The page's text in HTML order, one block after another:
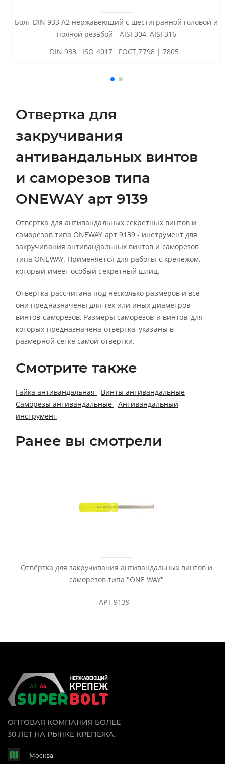
Болт DIN 933 А2 нержавеющий с шестигранной головой и
полной резьбой - AISI 304, AISI 316
DIN 933 ISO 4017 ГОСТ 7798 | 7805
Отвертка для
закручивания
антивандальных винтов
и саморезов типа
ONEWAY арт 9139
Отвертка для антивандальных секретных винтов и
саморезов типа ONEWAY арт 9139 - инструмент для
закручивания антивандальных винтов и саморезов
типа ONEWAY. Применяется для работы с крепежом,
который имеет особый секретный шлиц.
Отвертка рассчитана под несколько размеров и все
они предназначены для тех или иных диаметров
винтов-саморезов. Размеры саморезов и винтов, для
которых предназначена отвертка, указаны в
размерной сетке самой отвертки.
Смотрите также
Гайка антивандальная
Винты антивандальные
Саморезы антивандальные
Антивандальный
инструмент
Ранее вы смотрели
Отвёртка для закручивания антивандальных винтов и
саморезов типа "ONE WAY"
АРТ 9139
ОПТОВАЯ КОМПАНИЯ БОЛЕЕ
30 ЛЕТ НА РЫНКЕ КРЕПЕЖА.
Москва